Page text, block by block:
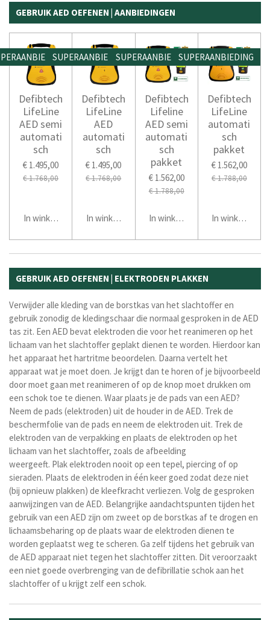
GEBRUIK AED OEFENEN | AANBIEDINGEN
Defibtech
LifeLine
AED semi
automati
sch
€ 1.495,00
€ 1.768,00
In winkelwagen
SUPERAANBIEDING
Defibtech
LifeLine
AED
automati
sch
€ 1.495,00
€ 1.768,00
In winkelwagen
SUPERAANBIEDING
Defibtech
Lifeline
AED semi
automati
sch
pakket
€ 1.562,00
€ 1.788,00
In winkelwagen
SUPERAANBIEDING
Defibtech
LifeLine
automati
sch
pakket
€ 1.562,00
€ 1.788,00
In winkelwagen
GEBRUIK AED OEFENEN | ELEKTRODEN PLAKKEN
Verwijder alle kleding van de borstkas van het slachtoffer en
gebruik zonodig de kledingschaar die normaal gesproken in de AED
tas zit. Een AED bevat elektroden die voor het reanimeren op het
lichaam van het slachtoffer geplakt dienen te worden. Hierdoor kan
het apparaat het hartritme beoordelen. Daarna vertelt het
apparaat wat je moet doen. Je krijgt dan te horen of je bijvoorbeeld
door moet gaan met reanimeren of op de knop moet drukken om
een schok toe te dienen. Waar plaats je de pads van een AED?
Neem de pads (elektroden) uit de houder in de AED. Trek de
beschermfolie van de pads en neem de elektroden uit. Trek de
elektroden van de verpakking en plaats de elektroden op het
lichaam van het slachtoffer, zoals de afbeelding
weergeeft. Plakelektroden nooit op een tepel, piercing of op
sieraden. Plaats de elektroden in één keergoed zodat deze niet
(bij opnieuw plakken) de kleefkracht verliezen. Volg de gesproken
aanwijzingen van de AED. Belangrijke aandachtspunten tijden het
gebruik van een AED zijn om zweet op de borstkas af te drogen en
lichaamsbeharing op de plaats waar de elektroden dienen te
worden geplaatst weg te scheren. Ga zelf tijdens het gebruik van
de AED apparaat niet tegen het slachtoffer zitten. Dit veroorzaakt
een niet goede overbrenging van de defibrillatie schok aan het
slachtoffer of u krijgt zelf een schok.